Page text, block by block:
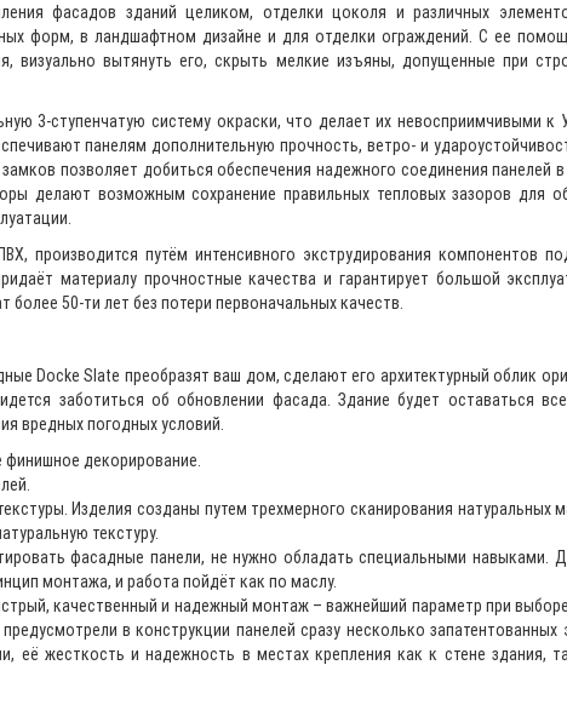
фасадов зданий целиком, отделки цоколя и различных
форм, в ландшафтном дизайне и для отделки ограждений. С ее
визуально вытянуть его, скрыть мелкие изъяны, допущенные при
3-ступенчатую систему окраски, что делает их невосприимчивыми к
панелям дополнительную прочность, ветро- и
позволяет добиться обеспечения надежного соединения панелей
делают возможным сохранение правильных тепловых зазоров для
производится путём интенсивного экструдирования компонентов
материалу прочностные качества и гарантирует большой
50-ти лет без потери первоначальных качеств.
Docke Slate преобразят ваш дом, сделают его архитектурный облик
заботиться об обновлении фасада. Здание будет оставаться
вредных погодных условий.
финишное декорирование.
Изделия созданы путем трехмерного сканирования натуральных
текстуру.
фасадные панели, не нужно обладать специальными навыками.
монтажа, и работа пойдёт как по маслу.
качественный и надежный монтаж – важнейший параметр при
в конструкции панелей сразу несколько запатентованных
её жесткость и надежность в местах крепления как к стене здания,